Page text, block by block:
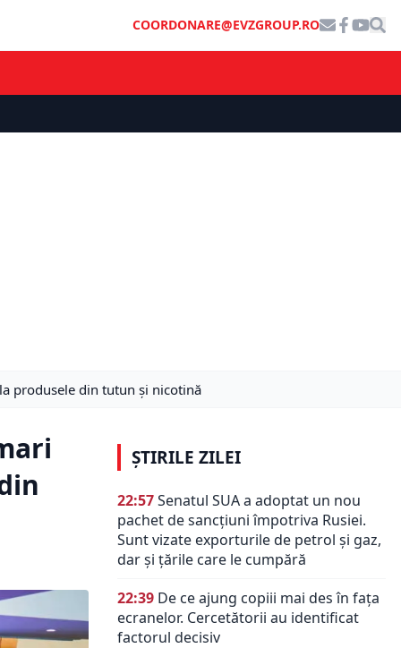
COORDONARE@EVZGROUP.RO
produsele din tutun și nicotină
ȘTIRILE ZILEI
22:57Senatul SUA a adoptat un nou
pachet de sancțiuni împotriva Rusiei.
Sunt vizate exporturile de petrol și gaz,
dar și țările care le cumpără
22:39 De ce ajung copiii mai des în fața
ecranelor. Cercetătorii au identificat
factorul decisiv